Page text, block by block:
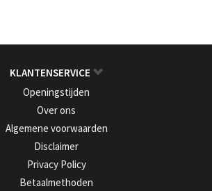
KLANTENSERVICE
Openingstijden
Over ons
Algemene voorwaarden
Disclaimer
Privacy Policy
Betaalmethoden